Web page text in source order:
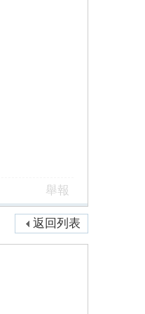
舉報
返回列表